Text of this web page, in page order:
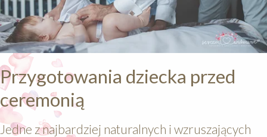
Przygotowania dziecka przed
ceremonią
Jedne z najbardziej naturalnych i wzruszających